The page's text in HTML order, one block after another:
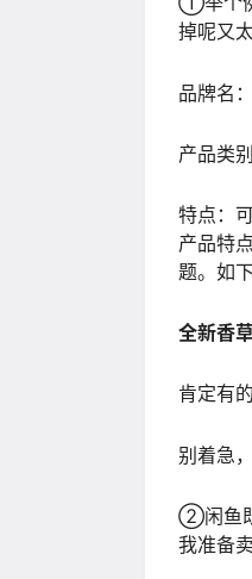
掉呢又
品牌名
产品类
特点：
产品特
题。如下
全新香
肯定有
别着急
②闲鱼
我准备